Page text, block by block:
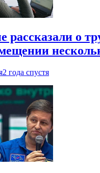
рассказали о
2 года спустя